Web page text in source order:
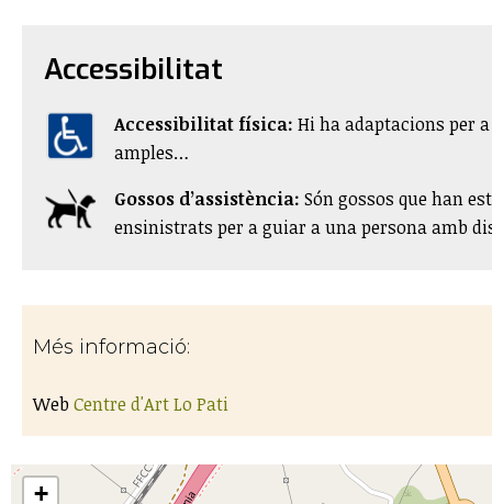
Accessibilitat
Accessibilitat física: ​Hi ha adaptacions per
amples…
Gossos d’assistència: Són gossos que han
ensinistrats per a guiar a una persona amb
Més informació:
WebCentre d'Art Lo Pati
+